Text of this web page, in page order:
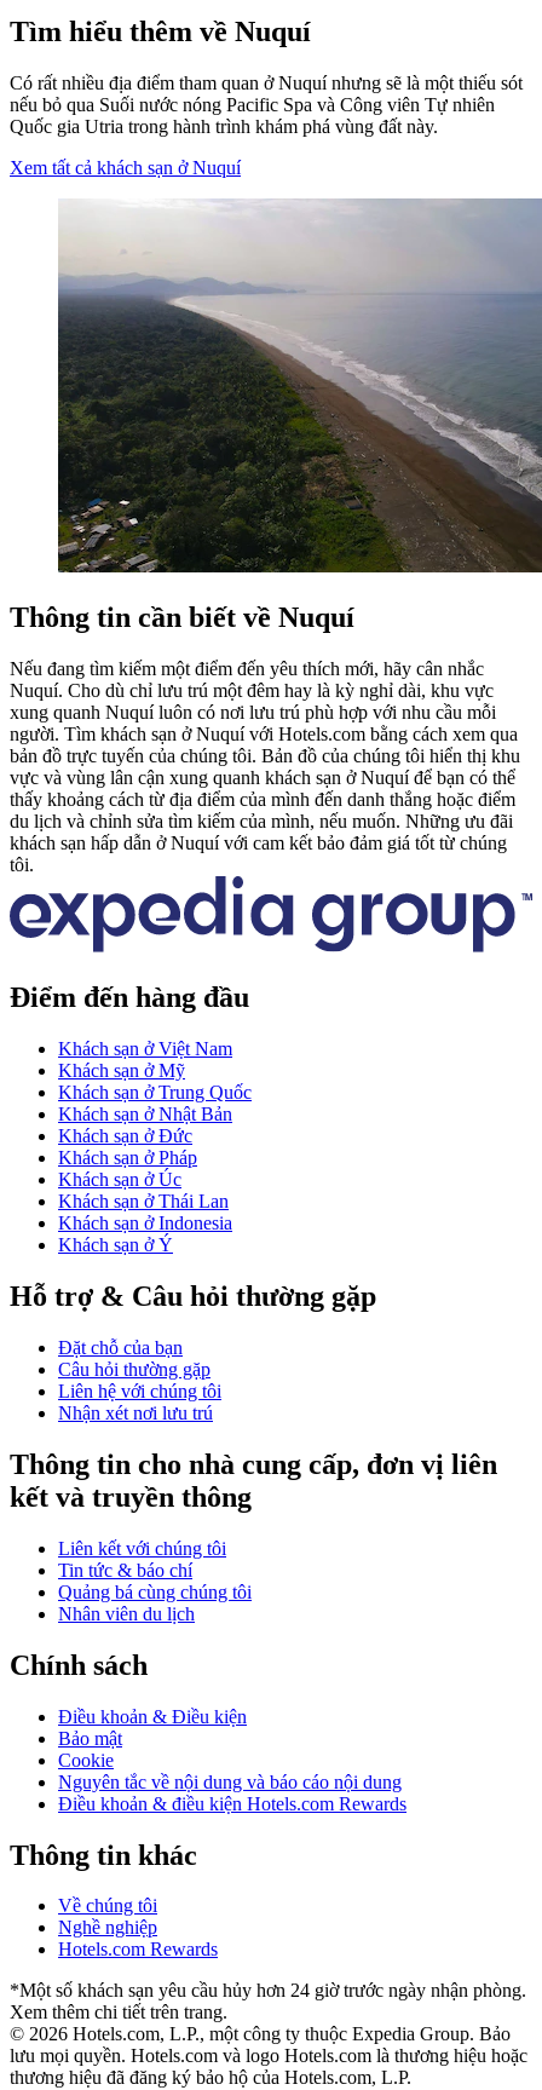
Tìm hiểu thêm về Nuquí
Có rất nhiều địa điểm tham quan ở Nuquí nhưng sẽ là một thiếu sót
nếu bỏ qua Suối nước nóng Pacific Spa và Công viên Tự nhiên
Quốc gia Utria trong hành trình khám phá vùng đất này.
Xem tất cả khách sạn ở Nuquí
Thông tin cần biết về Nuquí
Nếu đang tìm kiếm một điểm đến yêu thích mới, hãy cân nhắc
Nuquí. Cho dù chỉ lưu trú một đêm hay là kỳ nghỉ dài, khu vực
xung quanh Nuquí luôn có nơi lưu trú phù hợp với nhu cầu mỗi
người. Tìm khách sạn ở Nuquí với Hotels.com bằng cách xem qua
bản đồ trực tuyến của chúng tôi. Bản đồ của chúng tôi hiển thị khu
vực và vùng lân cận xung quanh khách sạn ở Nuquí để bạn có thể
thấy khoảng cách từ địa điểm của mình đến danh thắng hoặc điểm
du lịch và chỉnh sửa tìm kiếm của mình, nếu muốn. Những ưu đãi
khách sạn hấp dẫn ở Nuquí với cam kết bảo đảm giá tốt từ chúng
tôi.
Điểm đến hàng đầu
Khách sạn ở Việt Nam
Khách sạn ở Mỹ
Khách sạn ở Trung Quốc
Khách sạn ở Nhật Bản
Khách sạn ở Đức
Khách sạn ở Pháp
Khách sạn ở Úc
Khách sạn ở Thái Lan
Khách sạn ở Indonesia
Khách sạn ở Ý
Hỗ trợ & Câu hỏi thường gặp
Đặt chỗ của bạn
Câu hỏi thường gặp
Liên hệ với chúng tôi
Nhận xét nơi lưu trú
Thông tin cho nhà cung cấp, đơn vị liên
kết và truyền thông
Liên kết với chúng tôi
Tin tức & báo chí
Quảng bá cùng chúng tôi
Nhân viên du lịch
Chính sách
Điều khoản & Điều kiện
Bảo mật
Cookie
Nguyên tắc về nội dung và báo cáo nội dung
Điều khoản & điều kiện Hotels.com Rewards
Thông tin khác
Về chúng tôi
Nghề nghiệp
Hotels.com Rewards
*Một số khách sạn yêu cầu hủy hơn 24 giờ trước ngày nhận phòng.
Xem thêm chi tiết trên trang.
© 2026 Hotels.com, L.P., một công ty thuộc Expedia Group. Bảo
lưu mọi quyền. Hotels.com và logo Hotels.com là thương hiệu hoặc
thương hiệu đã đăng ký bảo hộ của Hotels.com, L.P.